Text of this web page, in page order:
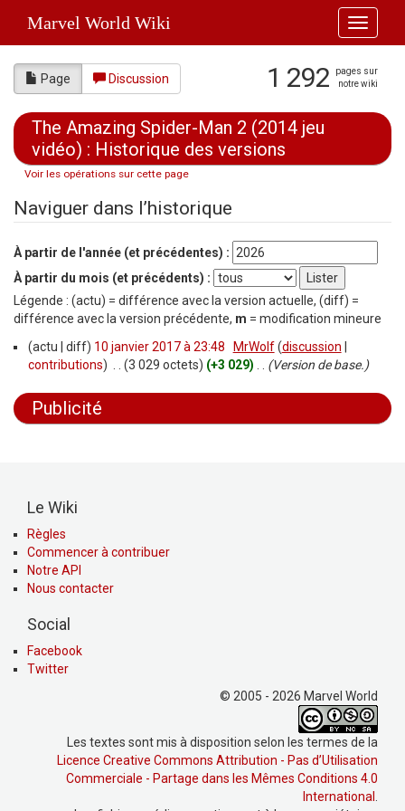
Toggle
Marvel World Wiki
Page Discussion 1 292
pages sur
notre wiki
The Amazing Spider-Man 2 (2014 jeu
vidéo) : Historique des versions
Voir les opérations sur cette page
Naviguer dans l’historique
À partir de l'année (et précédentes) :
À partir du mois (et précédents) :
Légende : (actu) = différence avec la version actuelle, (diff) =
différence avec la version précédente, m = modification mineure
(actu | diff) 10 janvier 2017 à 23:48 MrWolf (discussion
contributions) . . (3 029 octets) (+3 029) . . (Version de base.)
Publicité
Le Wiki
Règles
Commencer à contribuer
Notre API
Nous contacter
Social
Facebook
Twitter
© 2005 - 2026 Marvel World
Les textes sont mis à disposition selon les termes de la
Licence Creative Commons Attribution - Pas d’Utilisation
Commerciale - Partage dans les Mêmes Conditions 4.0
International .